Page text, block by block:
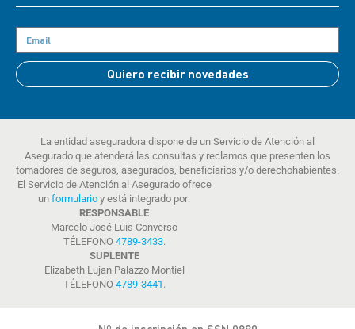
Quiero recibir novedades
La entidad aseguradora dispone de un Servicio de Atención al
Asegurado que atenderá las consultas y reclamos que presenten los
tomadores de seguros, asegurados, beneficiarios y/o derechohabientes.
El Servicio de Atención al Asegurado ofrece
un formulario y está integrado por:
RESPONSABLE
Marcelo José Luis Converso
TÉLEFONO 4789-3433.
SUPLENTE
Elizabeth Lujan Palazzo Montiel
TÉLEFONO 4789-3441 .